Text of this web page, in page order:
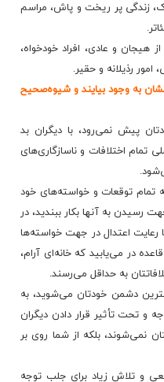
زندگی‌ پر ریخت‌ و پاش‌، مراسم‌
هیجان‌ و عادی‌، افراد خودخواه‌،
رذیلانه‌ و حقیر.
به‌ وجود بیایند و شیوه‌صحیح‌
پیش‌ نمی‌رود، با دیگران‌ بد
تمام‌ اختلافات‌ و ناسازگاری‌های‌
تمام‌ توقعات‌ و خواسته‌های‌ خود
رسیدن‌ به‌ آنها بکار ببندید، در
رعایت‌ اعتدال‌ در جهت‌ خواسته‌ها
در می‌یابید که‌ خانه‌ای‌ آرام‌،
به‌ حداقل‌ می‌رسند.
دشمن‌ خودتان‌ می‌شوید، به‌
تحت‌ تأثیر قرار دادن‌ دیگران‌
نمی‌شوند، بلکه‌ از شما روی‌ بر
و تلاش‌ زیاد برای‌ جلب‌ توجه‌